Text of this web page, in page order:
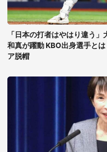
「日本の打者はやはり違う
和真が躍動 KBO出身選手と
ア脱帽